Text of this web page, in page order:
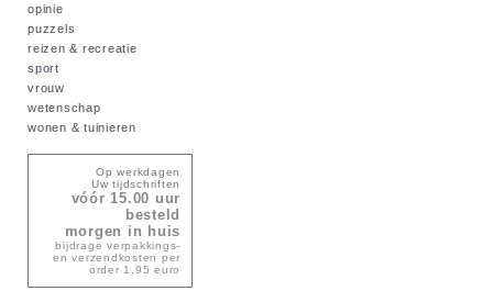
opinie
puzzels
reizen & recreatie
sport
vrouw
wetenschap
wonen & tuinieren
Op werkdagen
Uw tijdschriften
vóór 15.00 uur
besteld
morgen in huis
bijdrage verpakkings-
en verzendkosten per
order 1,95 euro